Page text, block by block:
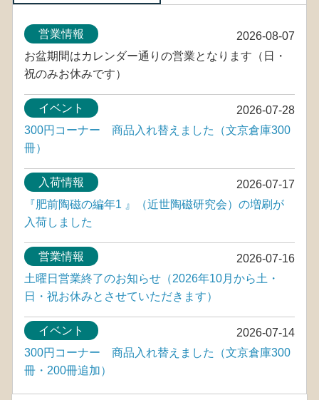
2026-08-07
営業情報
お盆期間はカレンダー通りの営業となります（日・
祝のみお休みです）
2026-07-28
イベント
300円コーナー 商品入れ替えました（文京倉庫300
冊）
2026-07-17
入荷情報
『肥前陶磁の編年1 』（近世陶磁研究会）の増刷が
入荷しました
2026-07-16
営業情報
土曜日営業終了のお知らせ（2026年10月から土・
日・祝お休みとさせていただきます）
2026-07-14
イベント
300円コーナー 商品入れ替えました（文京倉庫300
冊・200冊追加）